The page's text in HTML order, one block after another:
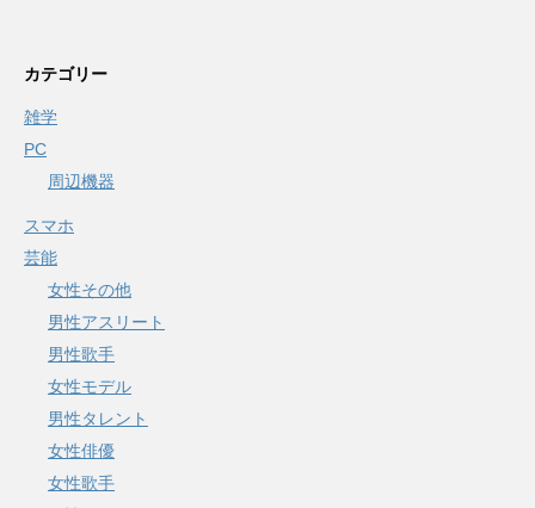
カテゴリー
雑学
PC
周辺機器
スマホ
芸能
女性その他
男性アスリート
男性歌手
女性モデル
男性タレント
女性俳優
女性歌手